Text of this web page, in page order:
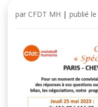
par CFDT MH | publié le